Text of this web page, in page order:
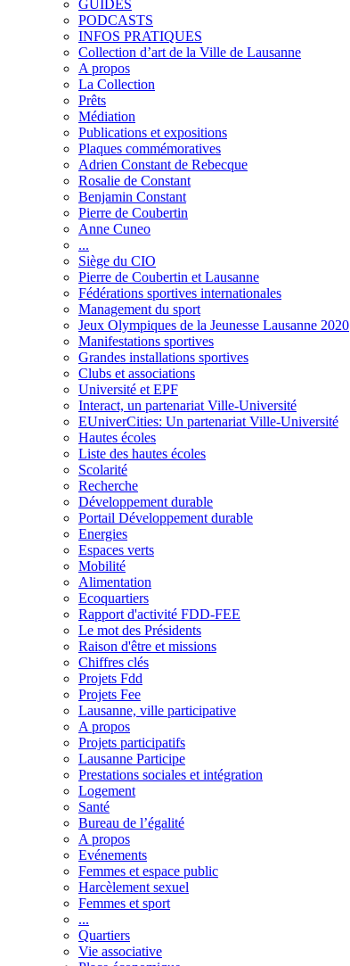
GUIDES
PODCASTS
INFOS PRATIQUES
Collection d’art de la Ville de Lausanne
A propos
La Collection
Prêts
Médiation
Publications et expositions
Plaques commémoratives
Adrien Constant de Rebecque
Rosalie de Constant
Benjamin Constant
Pierre de Coubertin
Anne Cuneo
...
Siège du CIO
Pierre de Coubertin et Lausanne
Fédérations sportives internationales
Management du sport
Jeux Olympiques de la Jeunesse Lausanne 2020
Manifestations sportives
Grandes installations sportives
Clubs et associations
Université et EPF
Interact, un partenariat Ville-Université
EUniverCities: Un partenariat Ville-Université
Hautes écoles
Liste des hautes écoles
Scolarité
Recherche
Développement durable
Portail Développement durable
Energies
Espaces verts
Mobilité
Alimentation
Ecoquartiers
Rapport d'activité FDD-FEE
Le mot des Présidents
Raison d'être et missions
Chiffres clés
Projets Fdd
Projets Fee
Lausanne, ville participative
A propos
Projets participatifs
Lausanne Participe
Prestations sociales et intégration
Logement
Santé
Bureau de l’égalité
A propos
Evénements
Femmes et espace public
Harcèlement sexuel
Femmes et sport
...
Quartiers
Vie associative